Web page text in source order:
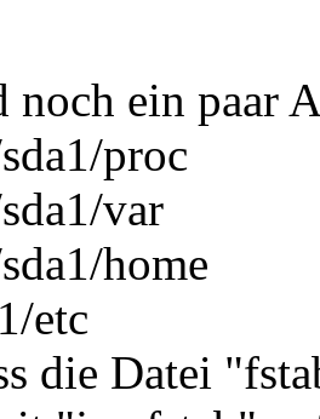
noch ein paar
proc
var
home
etc
die Datei